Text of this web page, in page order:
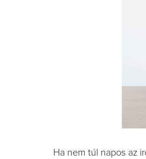
Ha nem túl napos az